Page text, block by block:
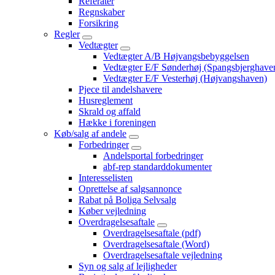
Regnskaber
Forsikring
Regler
Vedtægter
Vedtægter A/B Højvangsbebyggelsen
Vedtægter E/F Sønderhøj
Vedtægter E/F Vesterhøj (Højvangshaven)
Pjece til andelshavere
Husreglement
Skrald og affald
Hække i foreningen
Køb/salg af andele
Forbedringer
Andelsportal forbedringer
abf-rep standarddokumenter
Interesselisten
Oprettelse af salgsannonce
Rabat på Boliga Selvsalg
Køber vejledning
Overdragelsesaftale
Overdragelsesaftale (pdf)
Overdragelsesaftale (Word)
Overdragelsesaftale vejledning
Syn og salg af lejligheder